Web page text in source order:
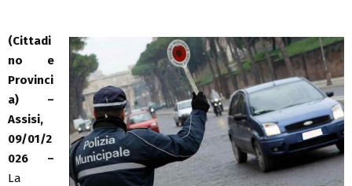
(Cittadi
no e
Provinci
a) –
Assisi,
09/01/2
026 –
La